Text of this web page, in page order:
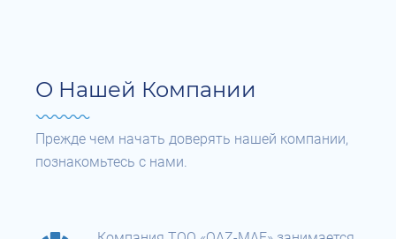
О Нашей Компании
Прежде чем начать доверять нашей компании,
познакомьтесь с нами.